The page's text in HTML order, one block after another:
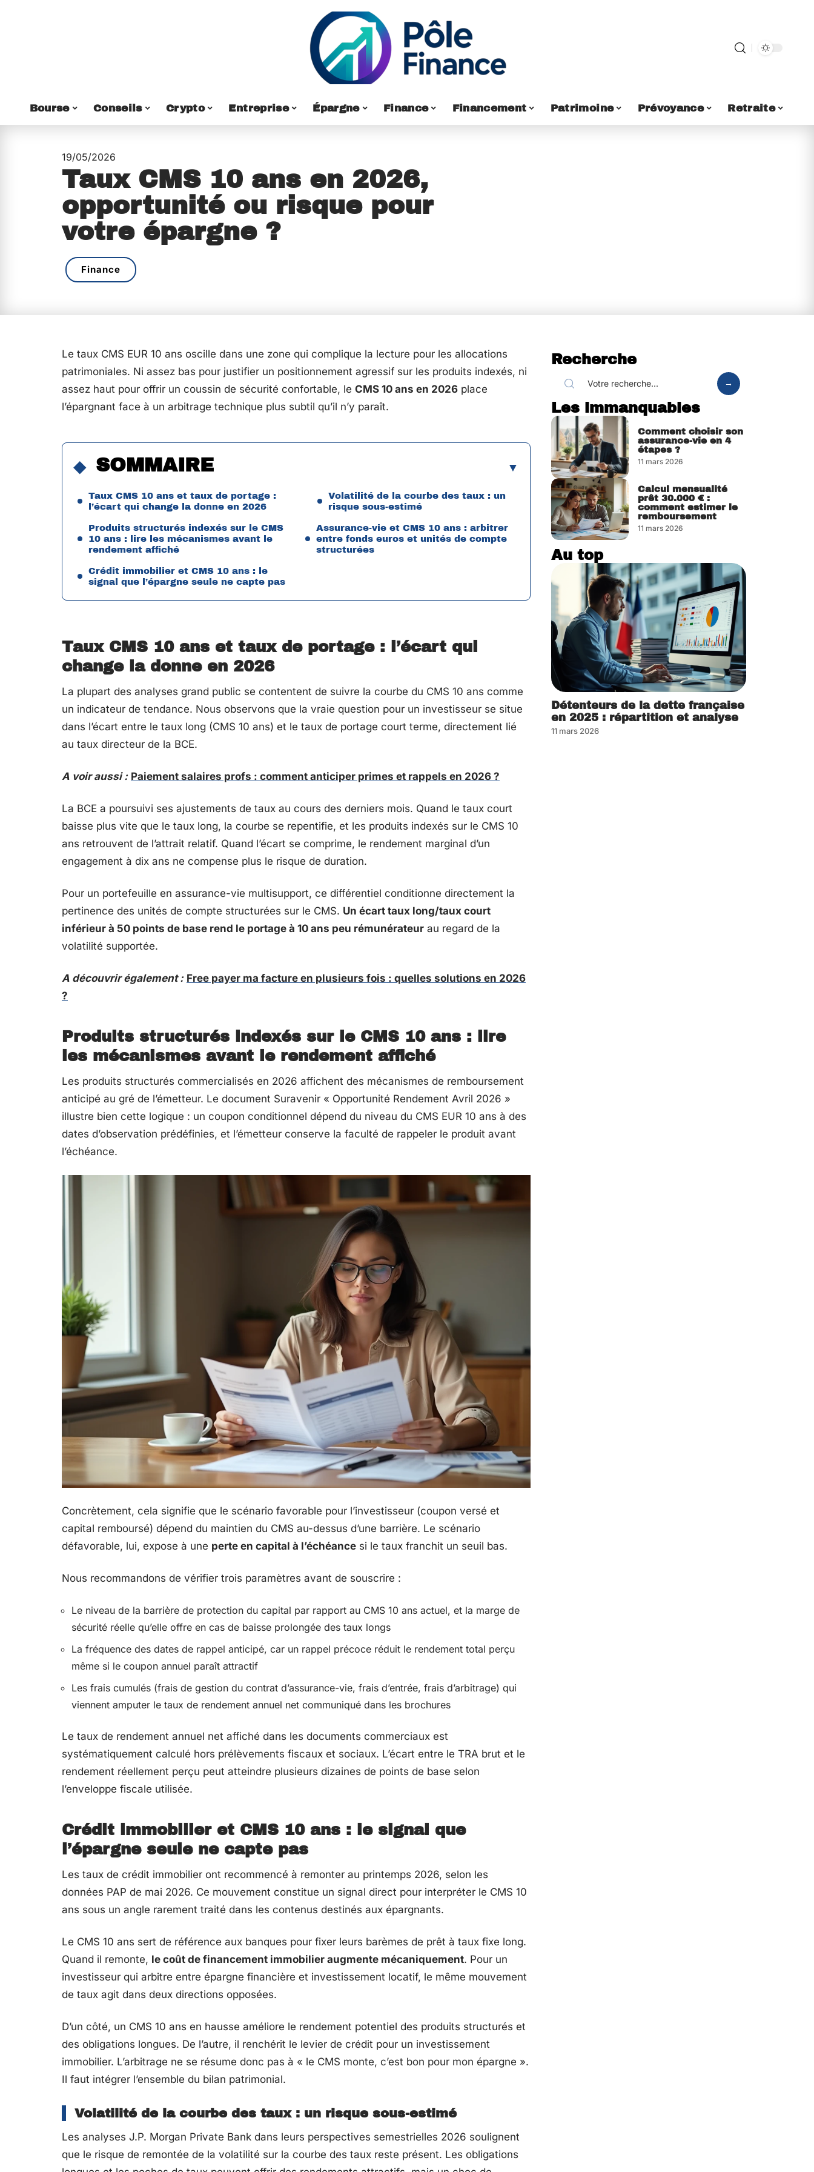
Bourse Conseils Crypto Entreprise Épargne Finance Financement Patrimoine Prévoyance Retraite
19/05/2026
Taux CMS 10 ans en 2026,
opportunité ou risque pour
votre épargne ?
Finance
Le taux CMS EUR 10 ans oscille dans une zone qui complique la lecture pour les allocations
patrimoniales. Ni assez bas pour justifier un positionnement agressif sur les produits indexés, ni
assez haut pour offrir un coussin de sécurité confortable, le CMS 10 ans en 2026 place
l’épargnant face à un arbitrage technique plus subtil qu’il n’y paraît.
SOMMAIRE
Taux CMS 10 ans et taux de portage :
l’écart qui change la donne en 2026
Produits structurés indexés sur le CMS
10 ans : lire les mécanismes avant le
rendement affiché
Crédit immobilier et CMS 10 ans : le
signal que l’épargne seule ne capte pas
Volatilité de la courbe des taux : un
risque sous-estimé
Assurance-vie et CMS 10 ans : arbitrer
entre fonds euros et unités de compte
structurées
Taux CMS 10 ans et taux de portage : l’écart qui
change la donne en 2026
La plupart des analyses grand public se contentent de suivre la courbe du CMS 10 ans comme
un indicateur de tendance. Nous observons que la vraie question pour un investisseur se situe
dans l’écart entre le taux long (CMS 10 ans) et le taux de portage court terme, directement lié
au taux directeur de la BCE.
A voir aussi : Paiement salaires profs : comment anticiper primes et rappels en 2026 ?
La BCE a poursuivi ses ajustements de taux au cours des derniers mois. Quand le taux court
baisse plus vite que le taux long, la courbe se repentifie, et les produits indexés sur le CMS 10
ans retrouvent de l’attrait relatif. Quand l’écart se comprime, le rendement marginal d’un
engagement à dix ans ne compense plus le risque de duration.
Pour un portefeuille en assurance-vie multisupport, ce différentiel conditionne directement la
pertinence des unités de compte structurées sur le CMS. Un écart taux long/taux court
inférieur à 50 points de base rend le portage à 10 ans peu rémunérateur au regard de la
volatilité supportée.
A découvrir également : Free payer ma facture en plusieurs fois : quelles solutions en 2026
?
Produits structurés indexés sur le CMS 10 ans : lire
les mécanismes avant le rendement affiché
Les produits structurés commercialisés en 2026 affichent des mécanismes de remboursement
anticipé au gré de l’émetteur. Le document Suravenir « Opportunité Rendement Avril 2026 »
illustre bien cette logique : un coupon conditionnel dépend du niveau du CMS EUR 10 ans à des
dates d’observation prédéfinies, et l’émetteur conserve la faculté de rappeler le produit avant
l’échéance.
Concrètement, cela signifie que le scénario favorable pour l’investisseur (coupon versé et
capital remboursé) dépend du maintien du CMS au-dessus d’une barrière. Le scénario
défavorable, lui, expose à une perte en capital à l’échéance si le taux franchit un seuil bas.
Nous recommandons de vérifier trois paramètres avant de souscrire :
Le niveau de la barrière de protection du capital par rapport au CMS 10 ans actuel, et la marge de
sécurité réelle qu’elle offre en cas de baisse prolongée des taux longs
La fréquence des dates de rappel anticipé, car un rappel précoce réduit le rendement total perçu
même si le coupon annuel paraît attractif
Les frais cumulés (frais de gestion du contrat d’assurance-vie, frais d’entrée, frais d’arbitrage) qui
viennent amputer le taux de rendement annuel net communiqué dans les brochures
Le taux de rendement annuel net affiché dans les documents commerciaux est
systématiquement calculé hors prélèvements fiscaux et sociaux. L’écart entre le TRA brut et le
rendement réellement perçu peut atteindre plusieurs dizaines de points de base selon
l’enveloppe fiscale utilisée.
Crédit immobilier et CMS 10 ans : le signal que
l’épargne seule ne capte pas
Les taux de crédit immobilier ont recommencé à remonter au printemps 2026, selon les
données PAP de mai 2026. Ce mouvement constitue un signal direct pour interpréter le CMS 10
ans sous un angle rarement traité dans les contenus destinés aux épargnants.
Le CMS 10 ans sert de référence aux banques pour fixer leurs barèmes de prêt à taux fixe long.
Quand il remonte, le coût de financement immobilier augmente mécaniquement. Pour un
investisseur qui arbitre entre épargne financière et investissement locatif, le même mouvement
de taux agit dans deux directions opposées.
D’un côté, un CMS 10 ans en hausse améliore le rendement potentiel des produits structurés et
des obligations longues. De l’autre, il renchérit le levier de crédit pour un investissement
immobilier. L’arbitrage ne se résume donc pas à « le CMS monte, c’est bon pour mon épargne ».
Il faut intégrer l’ensemble du bilan patrimonial.
Volatilité de la courbe des taux : un risque sous-estimé
Les analyses J.P. Morgan Private Bank dans leurs perspectives semestrielles 2026 soulignent
que le risque de remontée de la volatilité sur la courbe des taux reste présent. Les obligations
Recherche
Les immanquables
Comment choisir son
assurance-vie en 4
étapes ?
11 mars 2026
Calcul mensualité
prêt 30.000 € :
comment estimer le
remboursement
11 mars 2026
Au top
Détenteurs de la dette française
en 2025 : répartition et analyse
11 mars 2026